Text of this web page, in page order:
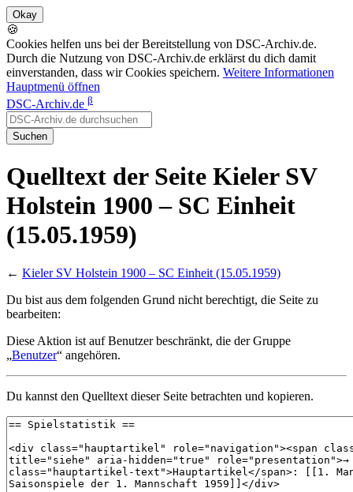
🍪
Cookies helfen uns bei der Bereitstellung von DSC-Archiv.de.
Durch die Nutzung von DSC-Archiv.de erklärst du dich damit
einverstanden, dass wir Cookies speichern. Weitere Informationen
Hauptmenü öffnen
DSC-Archiv.de β
Suchen
Quelltext der Seite Kieler SV
Holstein 1900 – SC Einheit
(15.05.1959)
← Kieler SV Holstein 1900 – SC Einheit (15.05.1959)
Du bist aus dem folgenden Grund nicht berechtigt, die Seite zu
bearbeiten:
Diese Aktion ist auf Benutzer beschränkt, die der Gruppe
„Benutzer“ angehören.
Du kannst den Quelltext dieser Seite betrachten und kopieren.